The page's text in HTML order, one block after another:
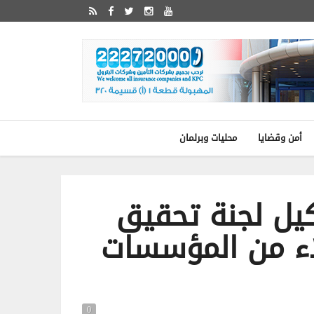
محليات وبرلمان أمن وقضايا
لجنة تحقيق
هروب 3 نزلاء من المؤسسات
0